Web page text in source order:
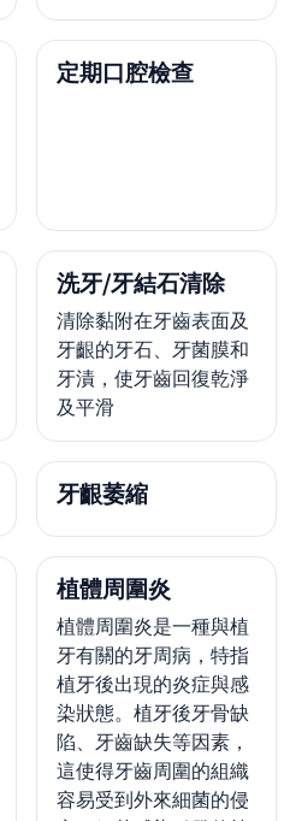
定期口腔檢查
洗牙/牙結石清除
清除黏附在牙齒表面及
牙齦的牙石、牙菌膜和
牙漬，使牙齒回復乾淨
及平滑
牙齦萎縮
植體周圍炎
植體周圍炎是一種與植
牙有關的牙周病，特指
植牙後出現的炎症與感
染狀態。植牙後牙骨缺
陷、牙齒缺失等因素，
這使得牙齒周圍的組織
容易受到外來細菌的侵